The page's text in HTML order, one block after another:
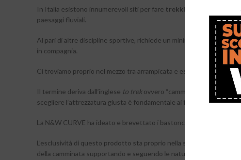
In Italia esistono innumerevoli siti per fare trekking
, sia per chi
paesaggi fluviali.
Al pari di altre discipline sportive, richiede un minimo di
in compagnia.
Ci troviamo proprio nel mezzo tra arrampicata e escursionismo.
Il termine deriva dall’inglese to trekovvero “camminare
scegliere l’attrezzatura giusta è fondamentale ai fini dello sport
La N&W CURVE ha ideato e brevettato i bastoncini “
L’esclusività di questo prodotto sta proprio nella sua doppia
della camminata supportando e seguendo le naturali funzionalità